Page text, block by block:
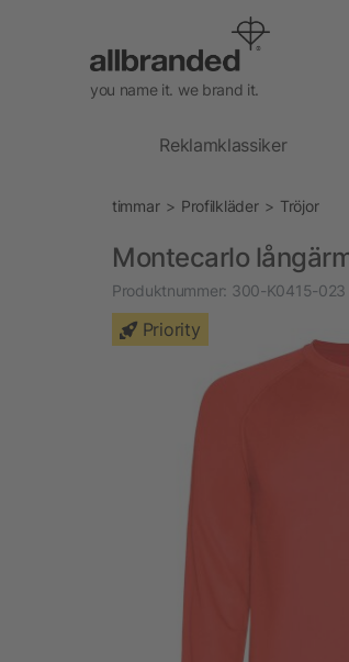
you name it. we brand it.
Reklamklassiker
timmar Profilkläder Tröjor
Montecarlo
Produktnummer: 300-K0415-023
Priority